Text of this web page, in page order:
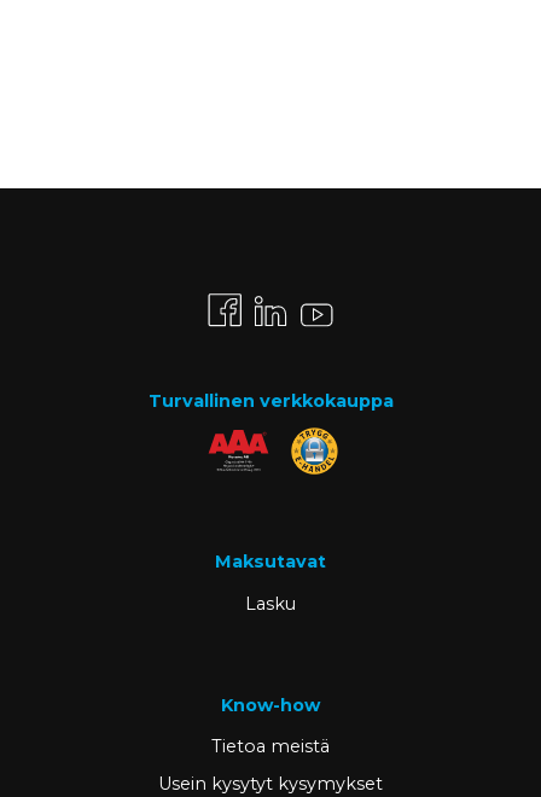
Turvallinen verkkokauppa
Maksutavat
Lasku
Know-how
Tietoa meistä
Usein kysytyt kysymykset